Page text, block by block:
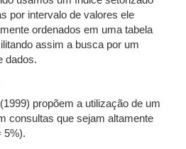
por intervalo de valores ele
ordenados em uma tabela
assim a busca por um
dados.
propõem a utilização de um
consultas que sejam altamente
5%).